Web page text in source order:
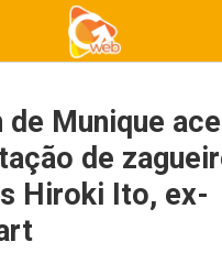
de Munique
de
Hiroki Ito, ex-